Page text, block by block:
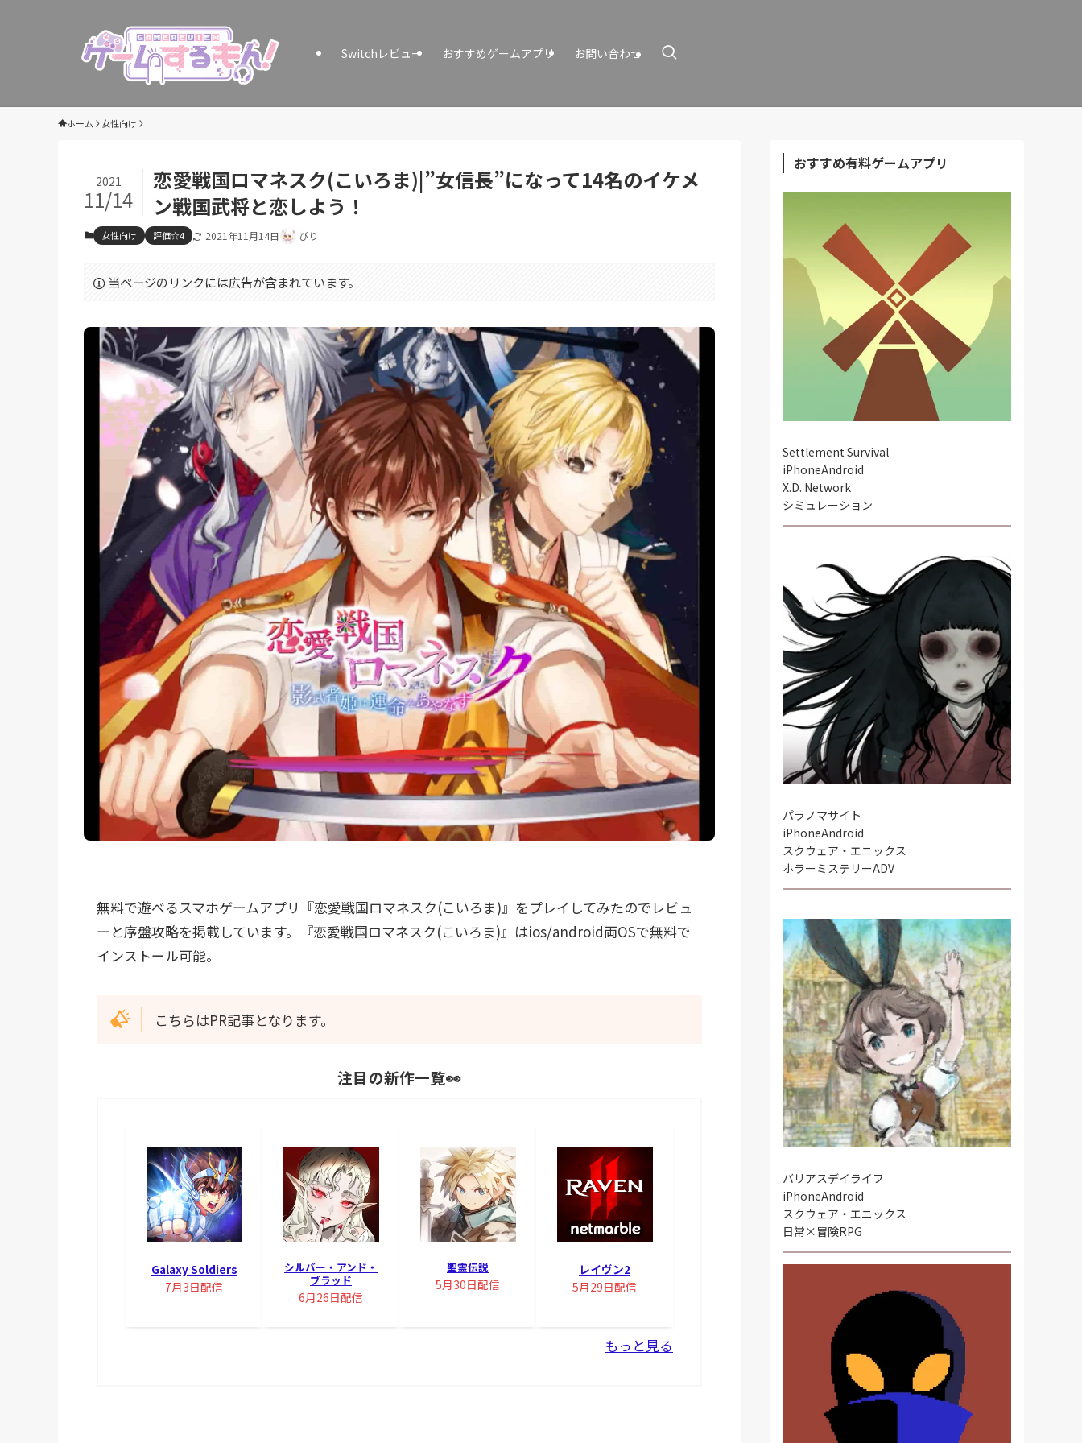
Switchレビュー おすすめゲームアプリ お問い合わせ
ホーム 女性向け
恋愛戦国ロマネスク(こいろま)|”女信長”になって14名のイケメ
ン戦国武将と恋しよう！
2021
11/14
女性向け 評価☆4 2021年11月14日 ぴり
当ページのリンクには広告が含まれています。
無料で遊べるスマホゲームアプリ『恋愛戦国ロマネスク(こいろま)』をプレイしてみたのでレビュ
ーと序盤攻略を掲載しています。『恋愛戦国ロマネスク(こいろま)』はios/android両OSで無料で
インストール可能。
こちらはPR記事となります。
注目の新作一覧👀
Galaxy Soldiers
7月3日配信
シルバー・アンド・
ブラッド
6月26日配信
聖霊伝説
5月30日配信
レイヴン2
5月29日配信
もっと見る
おすすめ有料ゲームアプリ
Settlement Survival
iPhoneAndroid
X.D. Network
シミュレーション
パラノマサイト
iPhoneAndroid
スクウェア・エニックス
ホラーミステリーADV
バリアスデイライフ
iPhoneAndroid
スクウェア・エニックス
日常×冒険RPG